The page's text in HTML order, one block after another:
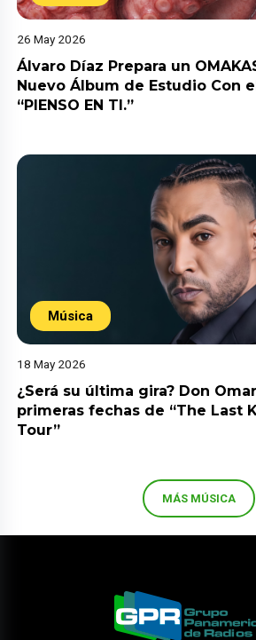
26 May 2026
Álvaro Díaz Prepara un
Nuevo Álbum de Estudio Con
“PIENSO EN TI.”
Música
18 May 2026
¿Será su última gira? Don
primeras fechas de “The Last
Tour”
MÁS MÚSICA